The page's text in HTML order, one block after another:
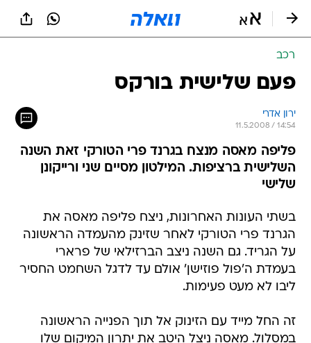
רכב
פעם שלישית בורקס
ירון אדרי
11.5.2008 / 14:54
פליפה מאסה מנצח בגרנד פרי הטורקי זאת השנה
השלישית ברציפות. המילטון מסיים שני ורייקונן
שלישי
בשתי העונות האחרונות, ניצח פליפה מאסה את
הגרנד פרי הטורקי לאחר שזינק מהעמדה הראשונה
על הגריד. גם השנה ניצב הברזילאי של פרארי
בעמדת ה'פול פוזישן' אולם עד לדגל השחמט החסיר
ליבו לא מעט פעימות.
זה החל מייד עם הזינוק אל תוך הפנייה הראשונה
במסלול. מאסה ניצל היטב את יתרון המיקום שלו